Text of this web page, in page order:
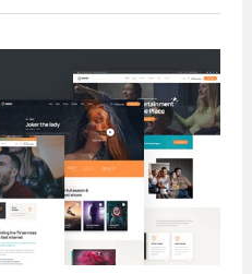
案例
医疗
教育
培训
政府
单位
机械
制造
建
网
站
设
计
常
见
问
题